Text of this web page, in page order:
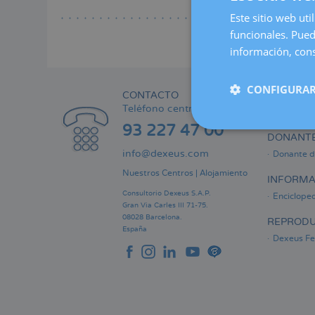
a
la
CONTACTO
Teléfono centralita:
93 227 47 00
info@dexeus.com
Nuestros Centros Alojamiento
Consultorio Dexeus S.A.P.
Gran Via Carles III 71-75.
08028 Barcelona.
España
ÁREA
Donante
Dexeus
Este sitio web
funcionales.
información,